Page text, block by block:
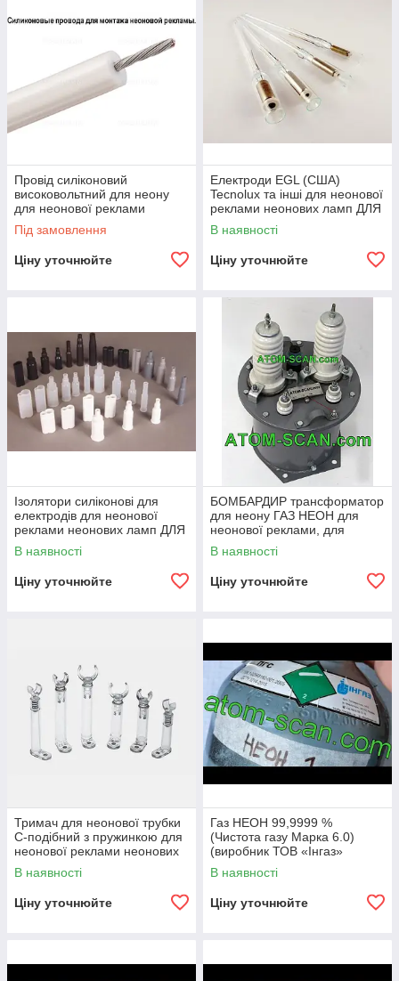
Провід силіконовий
високовольтний для неону
для неонової реклами
неонових ламп ДЛЯ НЕОНА
Під замовлення
Ціну уточнюйте
Електроди EGL (США)
Tecnolux та інші для неонової
реклами неонових ламп ДЛЯ
НЕОНА
В наявності
Ціну уточнюйте
Ізолятори силіконові для
електродів для неонової
реклами неонових ламп ДЛЯ
НЕОНА
В наявності
Ціну уточнюйте
БОМБАРДИР трансформатор
для неону ГАЗ НЕОН для
неонової реклами, для
виготовлення неонових ламп
ДЛЯ НЕОНА
В наявності
Ціну уточнюйте
Тримач для неонової трубки
С-подібний з пружинкою для
неонової реклами неонових
ламп ДЛЯ НЕОНА
В наявності
Ціну уточнюйте
Газ НЕОН 99,9999 %
(Чистота газу Марка 6.0)
(виробник ТОВ «Iнгаз»
м.Маріуполь)
В наявності
Ціну уточнюйте